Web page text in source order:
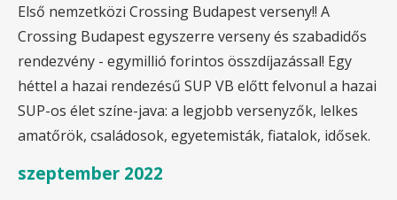
Első nemzetközi Crossing Budapest verseny!! A
Crossing Budapest egyszerre verseny és szabadidős
rendezvény - egymillió forintos összdíjazással! Egy
héttel a hazai rendezésű SUP VB előtt felvonul a hazai
SUP-os élet színe-java: a legjobb versenyzők, lelkes
amatőrök, családosok, egyetemisták, fiatalok, idősek.
szeptember 2022